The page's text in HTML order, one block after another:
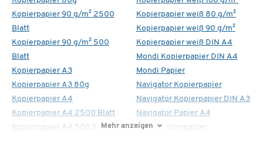
Kopierpapier 90 g/m² 2500
Blatt
Kopierpapier 90 g/m² 500
Blatt
Kopierpapier A3
Kopierpapier A3 80g
Kopierpapier A4
Kopierpapier A4 2500 Blatt
Kopierpapier A4 500 Blatt
Kopierpapier weiß 80 g/m²
Kopierpapier weiß 90 g/m²
Kopierpapier weiß DIN A4
Mondi Kopierpapier DIN A4
Mondi Papier
Navigator Kopierpapier
Navigator Kopierpapier DIN A3
Navigator Papier A4
Xerox Kopierpapier
Mehr anzeigen